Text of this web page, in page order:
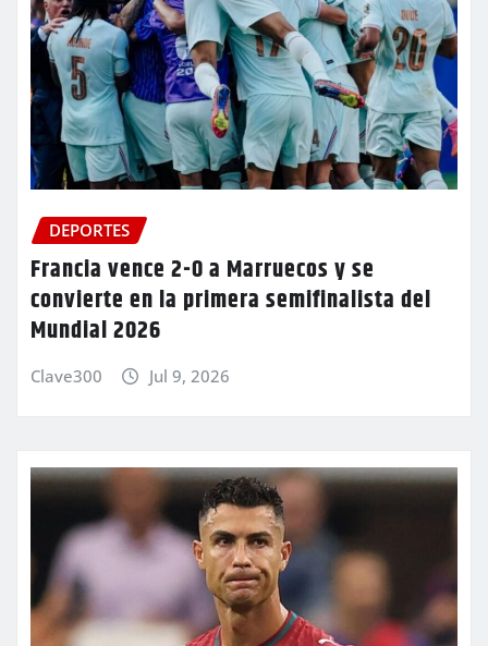
DEPORTES
Francia vence 2-0 a Marruecos y se
convierte en la primera semifinalista del
Mundial 2026
Clave300 Jul 9, 2026